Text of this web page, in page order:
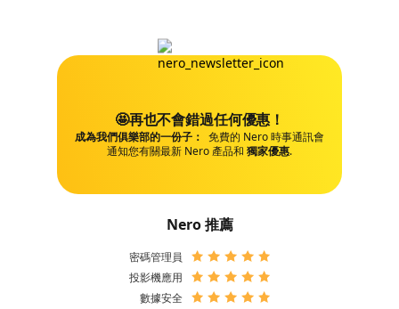
🤩再也不會錯過任何優惠！
成為我們俱樂部的一份子： 免費的 Nero 時事通訊會
通知您有關最新 Nero 產品和 獨家優惠.
Nero 推薦
密碼管理員
投影機應用
數據安全